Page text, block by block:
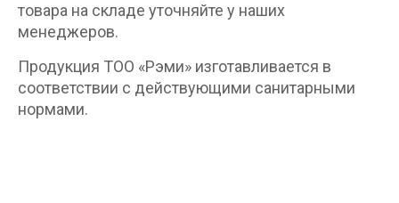
товара на складе уточняйте у наших
менеджеров.
Продукция ТОО «Рэми» изготавливается в
соответствии с действующими санитарными
нормами.